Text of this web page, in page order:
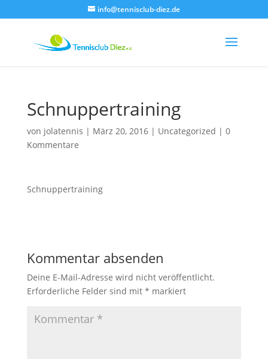
info@tennisclub-diez.de
Schnuppertraining
von jolatennis | März 20, 2016| Uncategorized | 0
Kommentare
Schnuppertraining
Kommentar absenden
Deine E-Mail-Adresse wird nicht veröffentlicht.
Erforderliche Felder sind mit * markiert